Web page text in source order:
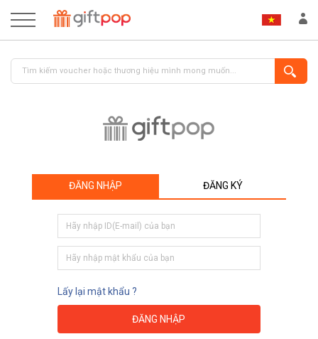
ĐĂNG NHẬP ĐĂNG KÝ
Lấy lại mật khẩu ?